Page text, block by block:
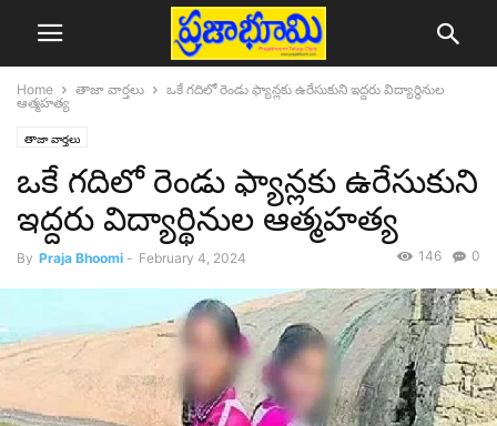
Home తాజా వార్తలు
ఒకే గదిలో రెండు ఫ్యాన్లకు ఉరేసుకుని ఇద్దరు విద్యార్థినుల
ఆత్మహత్య
తాజా వార్తలు
ఒకే గదిలో రెండు ఫ్యాన్లకు ఉరేసుకుని
ఇద్దరు విద్యార్థినుల ఆత్మహత్య
By Praja Bhoomi - February 4, 2024 0
146